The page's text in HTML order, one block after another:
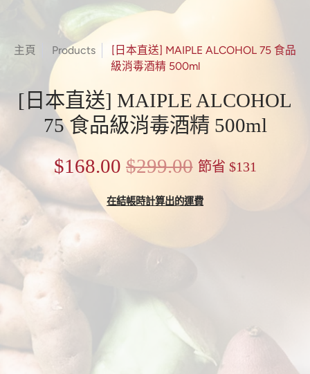
主頁 Products
[日本直送] MAIPLE ALCOHOL 75 食品
級消毒酒精 500ml
[日本直送] MAIPLE ALCOHOL
75 食品級消毒酒精 500ml
$168.00 $299.00 節省 $131
在結帳時計算出的運費